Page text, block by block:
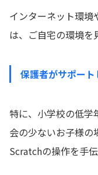
インターネット環境
は、ご自宅の環境を
保護者がサポー
特に、小学校の低
会の少ないお子様の
Scratchの操作を手